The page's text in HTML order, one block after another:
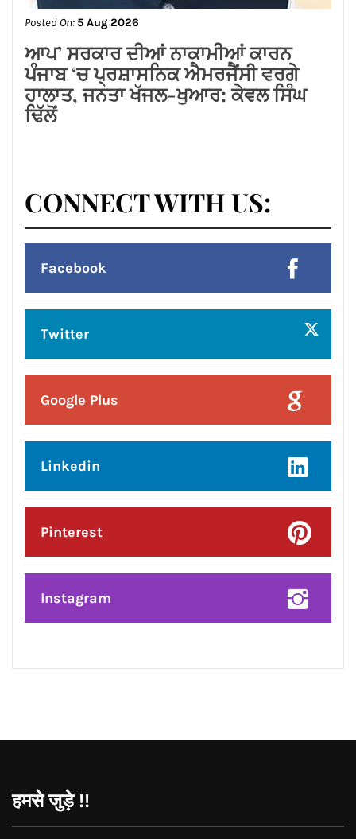
दूध है शिशु का पहला और सर्वोत्तम आहार
Posted On:5 Aug 2026
‘ਆਪ’ ਸਰਕਾਰ ਦੀਆਂ ਨਾਕਾਮੀਆਂ ਕਾਰਨ
ਪੰਜਾਬ ‘ਚ ਪ੍ਰਸ਼ਾਸਨਿਕ ਐਮਰਜੈਂਸੀ ਵਰਗੇ
ਹਾਲਾਤ, ਜਨਤਾ ਖੱਜਲ-ਖੁਆਰ: ਕੇਵਲ ਸਿੰਘ
ਢਿੱਲੋਂ
Posted On:5 Aug 2026
ਆਪ’ ਸਰਕਾਰ ਦੀਆਂ ਨਾਕਾਮੀਆਂ ਕਾਰਨ
ਪੰਜਾਬ ‘ਚ ਪ੍ਰਸ਼ਾਸਨਿਕ ਐਮਰਜੈਂਸੀ ਵਰਗੇ
ਹਾਲਾਤ, ਜਨਤਾ ਖੱਜਲ-ਖੁਆਰ: ਕੇਵਲ ਸਿੰਘ
ਢਿੱਲੋਂ